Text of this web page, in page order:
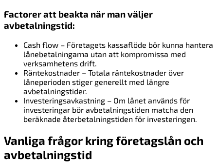
Factorer att beakta när man väljer
avbetalningstid:
Cash flow – Företagets kassaflöde bör kunna hantera
lånebetalningarna utan att kompromissa med
verksamhetens drift.
Räntekostnader – Totala räntekostnader över
låneperioden stiger generellt med längre
avbetalningstider.
Investeringsavkastning – Om lånet används för
investeringar bör avbetalningstiden matcha den
beräknade återbetalningstiden för investeringen.
Vanliga frågor kring företagslån och
avbetalningstid